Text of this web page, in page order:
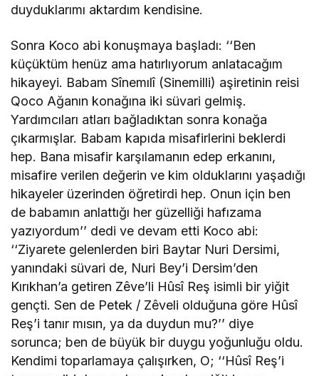
duyduklarımı aktardım kendisine.
Sonra Koco abi konuşmaya başladı: ‘‘Ben
küçüktüm henüz ama hatırlıyorum anlatacağım
hikayeyi. Babam Sînemılî (Sinemilli) aşiretinin reisi
Qoco Ağanın konağına iki süvari gelmiş.
Yardımcıları atları bağladıktan sonra konağa
çıkarmışlar. Babam kapıda misafirlerini beklerdi
hep. Bana misafir karşılamanın edep erkanını,
misafire verilen değerin ve kim olduklarını yaşadığı
hikayeler üzerinden öğretirdi hep. Onun için ben
de babamın anlattığı her güzelliği hafızama
yazıyordum’’ dedi ve devam etti Koco abi:
‘‘Ziyarete gelenlerden biri Baytar Nuri Dersimi,
yanındaki süvari de, Nuri Bey’i Dersim’den
Kırıkhan’a getiren Zêve’li Hûsî Reş isimli bir yiğit
gençti. Sen de Petek / Zêveli olduğuna göre Hûsî
Reş’i tanır mısın, ya da duydun mu?’’ diye
sorunca; ben de büyük bir duygu yoğunluğu oldu.
Kendimi toparlamaya çalışırken, O; ‘‘Hûsî Reş’i